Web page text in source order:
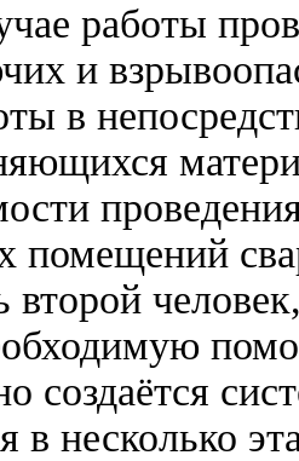
работы
и
в
помещений
второй
создаётся
в несколько